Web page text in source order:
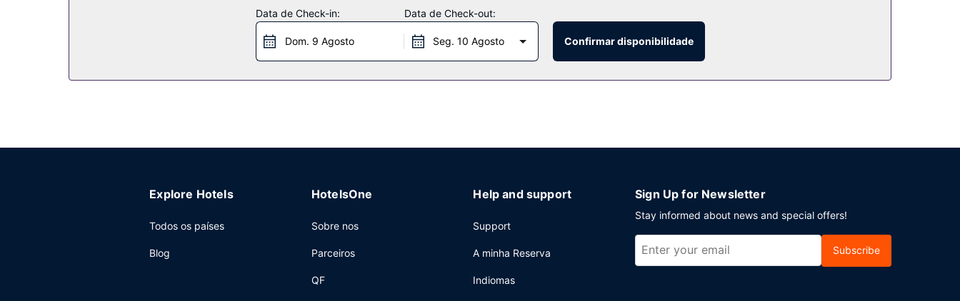
Data de Check-in:
Dom. 9 Agosto
Data de Check-out:
Seg. 10 Agosto Confirmar disponibilidade
Explore Hotels
Todos os países
Blog
HotelsOne
Sobre nos
Parceiros
QF
Help and support
Support
A minha Reserva
Indiomas
Sign Up for Newsletter
Stay informed about news and special offers!
Subscribe